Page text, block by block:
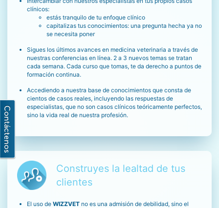
clínicos:
estás tranquilo de tu enfoque clínico
capitalizas tus conocimientos: una pregunta hecha ya no
se necesita poner
Sigues los últimos avances en medicina veterinaria a través de
nuestras conferencias en línea. 2 a 3 nuevos temas se tratan
cada semana. Cada curso que tomas, te da derecho a puntos de
formación continua.
Accediendo a nuestra base de conocimientos que consta de
cientos de casos reales, incluyendo las respuestas de
especialistas, que no son casos clínicos teóricamente perfectos,
sino la vida real de nuestra profesión.
Construyes la lealtad de tus
clientes
El uso de WIZZVET no es una admisión de debilidad, sino el